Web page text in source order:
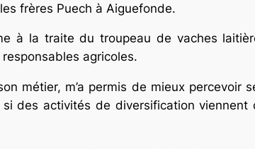
frères Puech à Aiguefonde.
à la traite du troupeau de vaches
agricoles.
métier, m’a permis de mieux percevoir
des activités de diversification viennent